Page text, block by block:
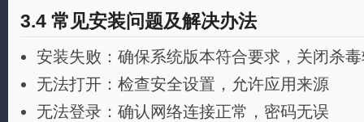
3.4 常见安装问题及解决办法
安装失败：确保系统版本符合要求，关闭杀
无法打开：检查安全设置，允许应用来源
无法登录：确认网络连接正常，密码无误